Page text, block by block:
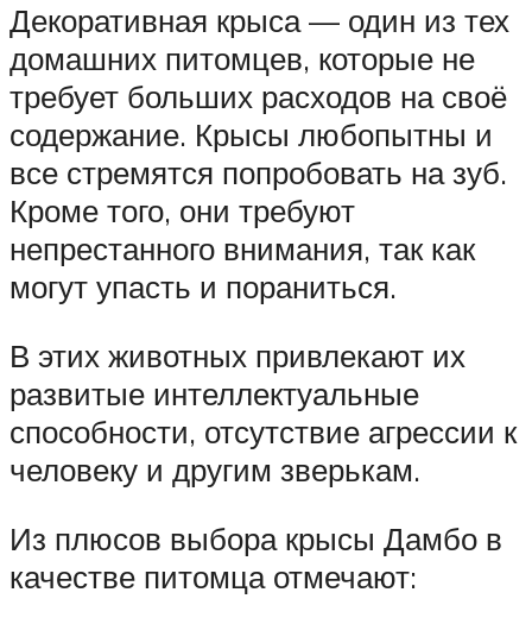
Декоративная крыса — один из тех
домашних питомцев, которые не
требует больших расходов на своё
содержание. Крысы любопытны и
все стремятся попробовать на зуб.
Кроме того, они требуют
непрестанного внимания, так как
могут упасть и пораниться.
В этих животных привлекают их
развитые интеллектуальные
способности, отсутствие агрессии к
человеку и другим зверькам.
Из плюсов выбора крысы Дамбо в
качестве питомца отмечают: